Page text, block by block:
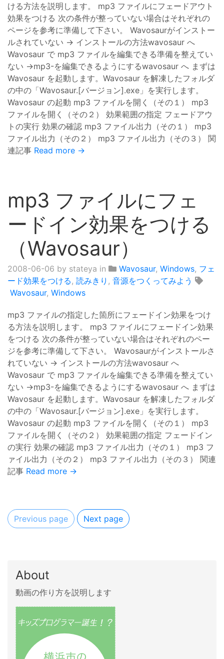
ける方法を説明します。 mp3 ファイルにフェードアウト
効果をつける 次の条件が整っていない場合はそれぞれの
ページを参考に準備して下さい。 Wavosaurがインストー
ルされていない → インストールの方法wavosaur へ
Wavosaur で mp3 ファイルを編集できる準備を整えてい
ない →mp3-を編集できるようにするwavosaur へ まずは
Wavosaur を起動します。Wavosaur を解凍したフォルダ
の中の「Wavosaur.[バージョン].exe」を実行します。
Wavosaur の起動 mp3 ファイルを開く（その１） mp3
ファイルを開く（その２） 効果範囲の指定 フェードアウ
トの実行 効果の確認 mp3 ファイル出力（その１） mp3
ファイル出力（その２） mp3 ファイル出力（その３） 関
連記事 Read more →
mp3 ファイルにフェ
ードイン効果をつける
（Wavosaur）
2008-06-06 by stateya in Wavosaur, Windows, フェ
ード効果をつける, 読みきり , 音源をつくってみよう
Wavosaur, Windows
mp3 ファイルの指定した箇所にフェードイン効果をつけ
る方法を説明します。 mp3 ファイルにフェードイン効果
をつける 次の条件が整っていない場合はそれぞれのペー
ジを参考に準備して下さい。 Wavosaurがインストールさ
れていない → インストールの方法wavosaur へ
Wavosaur で mp3 ファイルを編集できる準備を整えてい
ない →mp3-を編集できるようにするwavosaur へ まずは
Wavosaur を起動します。Wavosaur を解凍したフォルダ
の中の「Wavosaur.[バージョン].exe」を実行します。
Wavosaur の起動 mp3 ファイルを開く（その１） mp3
ファイルを開く（その２） 効果範囲の指定 フェードイン
の実行 効果の確認 mp3 ファイル出力（その１） mp3 フ
ァイル出力（その２） mp3 ファイル出力（その３） 関連
記事 Read more →
Previous page Next page
About
動画の作り方を説明します